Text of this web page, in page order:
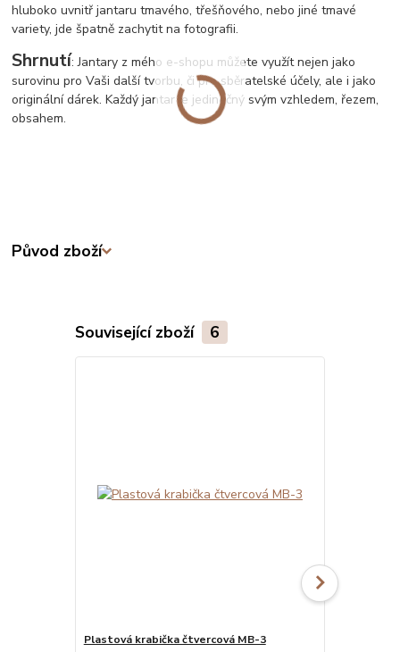
hluboko uvnitř jantaru tmavého, třešňového, nebo jiné tmavé
variety, jde špatně zachytit na fotografii.
Shrnutí: Jantary z mého e-shopu můžete využít nejen jako
surovinu pro Vaši další tvorbu, či pro sběratelské účely, ale i jako
originální dárek. Každý jantar je jedinečný svým vzhledem, řezem,
obsahem.
Původ zboží
Související zboží 6
Plastová krabička čtvercová MB-3